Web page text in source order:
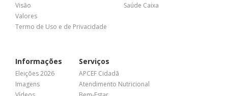
Visão
Valores
Termo de Uso e de Privacidade
Saúde Caixa
Informações
Eleições 2026
Imagens
Serviços
APCEF Cidadã
Atendimento Nutricional